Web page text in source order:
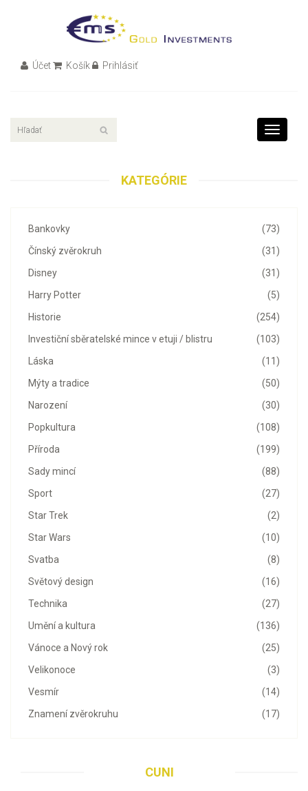
Účet Košík Prihlásiť
Toggle
KATEGÓRIE
(73)
Bankovky
(31)
Čínský zvěrokruh
(31)
Disney
(5)
Harry Potter
(254)
Historie
(103)
Investiční sběratelské mince v etuji / blistru
(11)
Láska
(50)
Mýty a tradice
(30)
Narození
(108)
Popkultura
(199)
Příroda
(88)
Sady mincí
(27)
Sport
(2)
Star Trek
(10)
Star Wars
(8)
Svatba
(16)
Světový design
(27)
Technika
(136)
Umění a kultura
(25)
Vánoce a Nový rok
(3)
Velikonoce
(14)
Vesmír
(17)
Znamení zvěrokruhu
CUNI